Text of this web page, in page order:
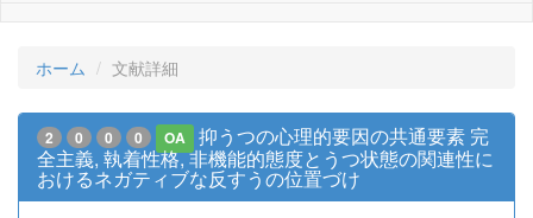
ホーム 文献詳細
2 0 0 0 OA
抑うつの心理的要因の共通要素 完
全主義, 執着性格, 非機能的態度とうつ状態の関連性に
おけるネガティブな反すうの位置づけ